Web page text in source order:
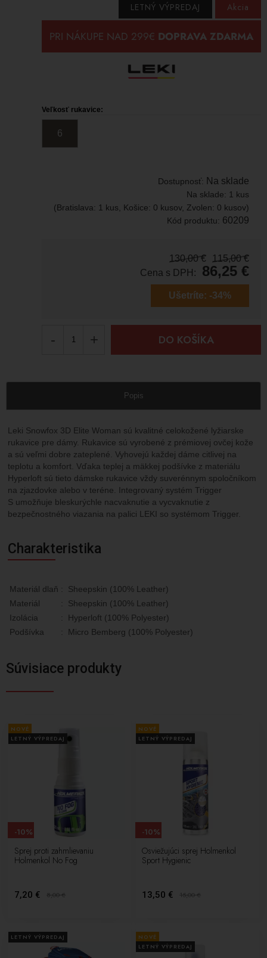
Akcia
LETNÝ VÝPREDAJ
Veľkosť rukavice:
6
Dostupnosť: Na sklade
Na sklade: 1 kus
(Bratislava: 1 kus, Košice: 0 kusov, Zvolen: 0 kusov)
Kód produktu: 60209
130,00 € 115,00 €
Cena s DPH:
86,25 €
Ušetríte: -34%
- + DO KOŠÍKA
Popis
Leki Snowfox 3D Elite Woman sú kvalitné celokožené lyžiarske
rukavice pre dámy. Rukavice sú vyrobené z prémiovej ovčej kože
a sú veľmi dobre zateplené. Vyhovejú každej dáme citlivej na
teplotu a komfort. Vďaka teplej a mäkkej podšívke z materiálu
Hyperloft sú tieto dámske rukavice vždy suverénnym spoločníkom
na zjazdovke alebo v teréne. Integrovaný systém Trigger
S umožňuje bleskurýchle nacvaknutie a vycvaknutie z
bezpečnostného viazania na palici LEKI so systémom Trigger.
Charakteristika
Materiál dlaň :
Sheepskin (100% Leather)
Materiál
:
Sheepskin (100% Leather)
Izolácia
:
Hyperloft (100% Polyester)
Podšívka
: Micro Bemberg (100% Polyester)
Súvisiace produkty
NOVÉ
LETNÝ VÝPREDAJ
Sprej proti zahmlievaniu
Holmenkol No Fog
7,20 € 8,00€
-10%
NOVÉ
LETNÝ VÝPREDAJ
Osviežujúci sprej Holmenkol
Sport Hygienic
13,50 € 15,00€
-10%
LETNÝ VÝPREDAJ
NOVÉ
LETNÝ VÝPREDAJ